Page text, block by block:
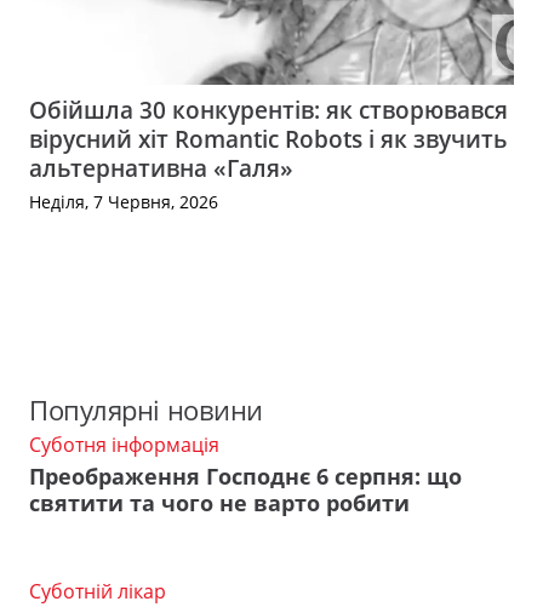
Обійшла 30 конкурентів: як створювався
вірусний хіт Romantic Robots і як звучить
альтернативна «Галя»
Неділя, 7 Червня, 2026
Популярні новини
Суботня інформація
Преображення Господнє 6 серпня: що
святити та чого не варто робити
Суботній лікар